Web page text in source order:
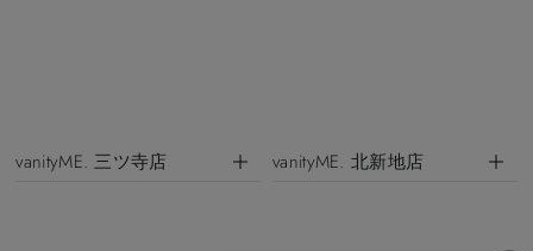
vanityME. 三ツ寺店 vanityME. 北新地店